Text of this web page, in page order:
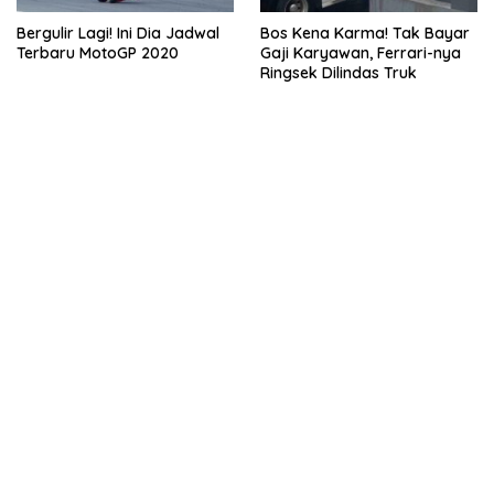
Bergulir Lagi! Ini Dia Jadwal
Terbaru MotoGP 2020
Bos Kena Karma! Tak Bayar
Gaji Karyawan, Ferrari-nya
Ringsek Dilindas Truk